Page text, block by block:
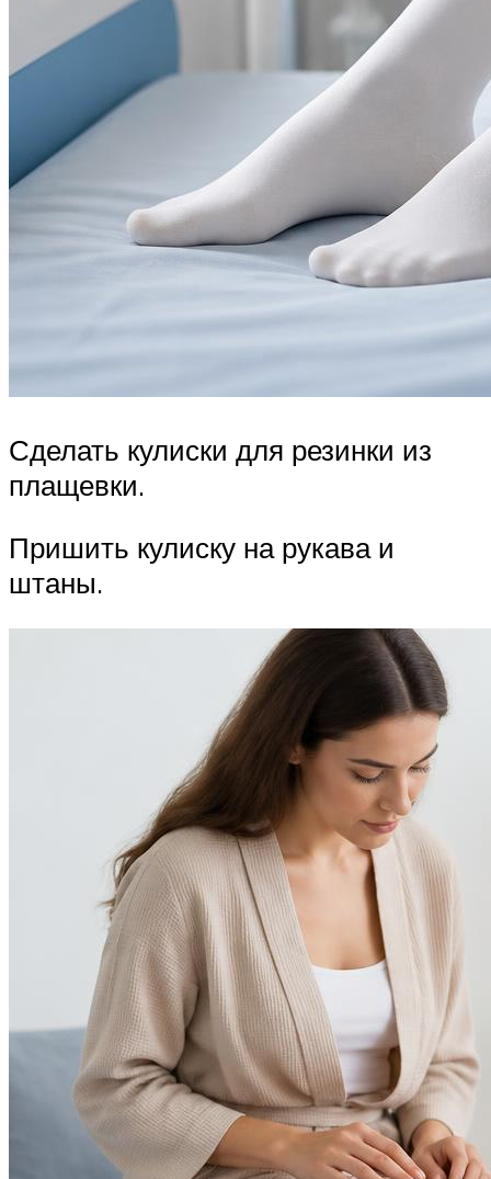
Сделать кулиски для резинки из
плащевки.
Пришить кулиску на рукава и
штаны.